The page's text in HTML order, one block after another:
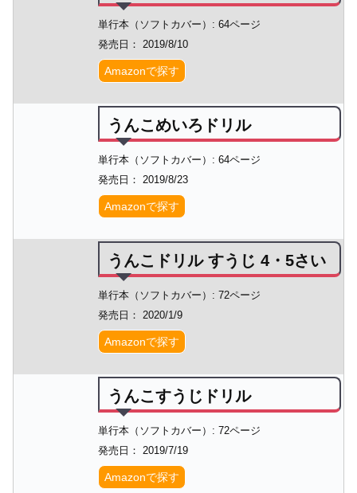
単行本（ソフトカバー）: 64ページ
発売日： 2019/8/10
Amazonで探す
うんこめいろドリル
単行本（ソフトカバー）: 64ページ
発売日： 2019/8/23
Amazonで探す
うんこドリル すうじ 4・5さい
単行本（ソフトカバー）: 72ページ
発売日： 2020/1/9
Amazonで探す
うんこすうじドリル
単行本（ソフトカバー）: 72ページ
発売日： 2019/7/19
Amazonで探す